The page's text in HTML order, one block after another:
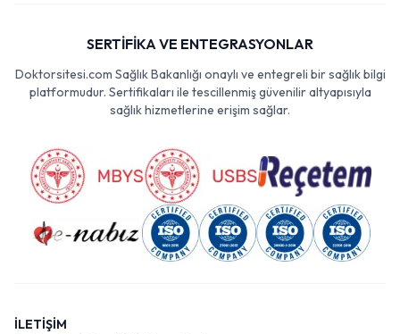
SERTİFİKA VE ENTEGRASYONLAR
Doktorsitesi.com Sağlık Bakanlığı onaylı ve entegreli bir sağlık bilgi
platformudur. Sertifikaları ile tescillenmiş güvenilir altyapısıyla
sağlık hizmetlerine erişim sağlar.
İLETİŞİM